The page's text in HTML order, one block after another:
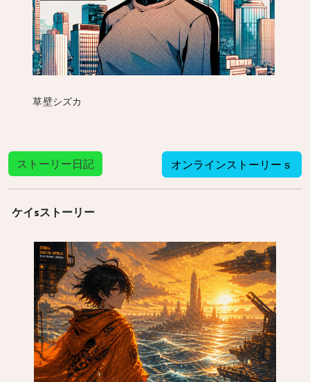
草壁シズカ
ストーリー日記 オンラインストーリーｓ
ケイsストーリー